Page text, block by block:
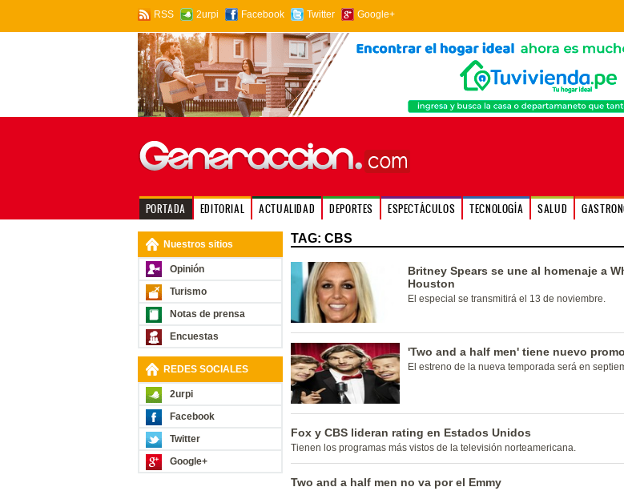
RSS 2urpi Facebook Twitter Google+
PORTADA EDITORIAL ACTUALIDAD DEPORTES ESPECTÁCULOS TECNOLOGÍA SALUD
Nuestros sitios
Opinión
Turismo
Notas de prensa
Encuestas
REDES SOCIALES
2urpi
Facebook
Twitter
Google+
TAG: CBS
Britney Spears se une al homenaje a
Houston
El especial se transmitirá el 13 de noviembre.
'Two and a half men' tiene nuevo
El estreno de la nueva temporada será en
Fox y CBS lideran rating en Estados Unidos
Tienen los programas más vistos de la televisión norteamericana.
Two and a half men no va por el Emmy